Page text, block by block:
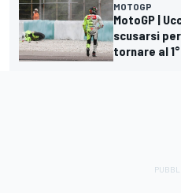
MOTOGP
MotoGP |
scusarsi
tornare al 1°